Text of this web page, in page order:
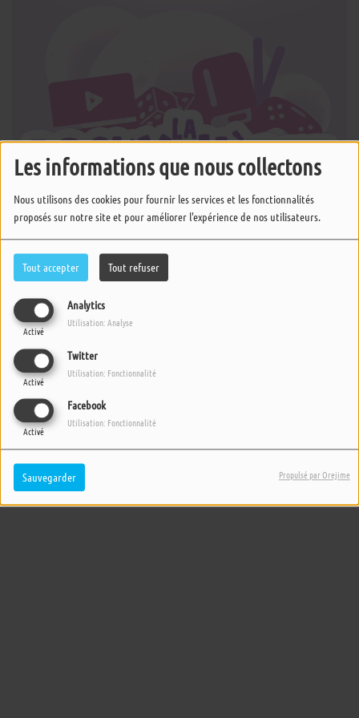
Les informations que nous collectons
Nous utilisons des cookies pour fournir les services et les fonctionnalités
proposés sur notre site et pour améliorer l'expérience de nos utilisateurs.
Tout accepter Tout refuser
Analytics
Activé
Utilisation: Analyse
Twitter
Activé
Utilisation: Fonctionnalité
Facebook
Activé
Utilisation: Fonctionnalité
Sauvegarder Propulsé par Orejime
22 MAI 2026 - 753 VUES
ÉCOUTER LE PODCAST